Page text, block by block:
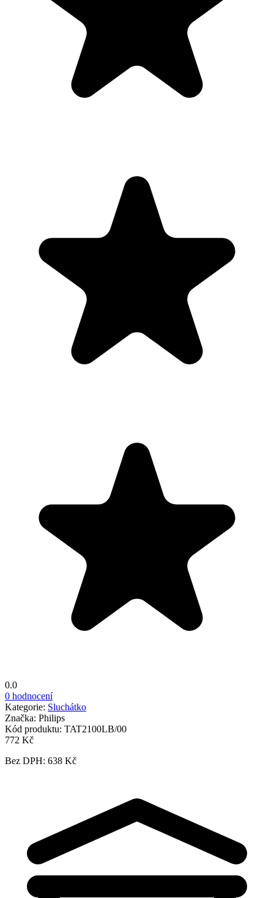
0.0
0 hodnocení
Kategorie: Sluchátko
Značka: Philips
Kód produktu: TAT2100LB/00
772 Kč
Bez DPH: 638 Kč